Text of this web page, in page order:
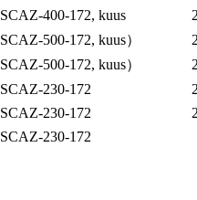
SCAZ-400-172, kuus
SCAZ-500-172, kuus）
SCAZ-500-172, kuus）
SCAZ-230-172
SCAZ-230-172
SCAZ-230-172